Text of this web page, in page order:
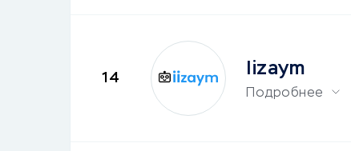
14 Iizaym
Подробнее